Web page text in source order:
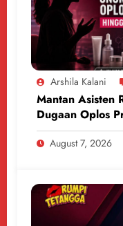
Arshila Kalani
Mantan Asisten
Dugaan Oplos
Uang
August 7, 2026